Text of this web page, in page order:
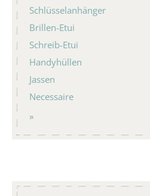
Schlüsselanhänger
Brillen-Etui
Schreib-Etui
Handyhüllen
Jassen
Necessaire